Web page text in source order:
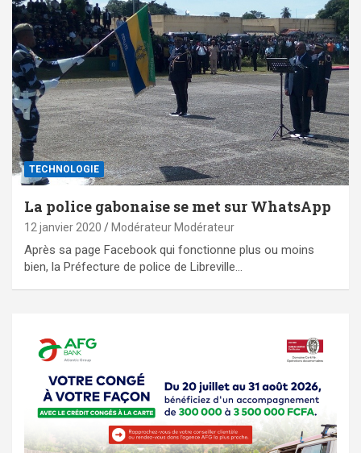
TECHNOLOGIE
La police gabonaise se met sur WhatsApp
12 janvier 2020 Modérateur Modérateur
Après sa page Facebook qui fonctionne plus ou moins
bien, la Préfecture de police de Libreville…